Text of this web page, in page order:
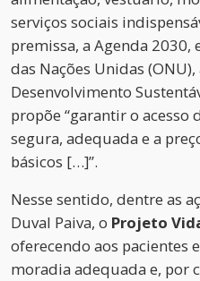
serviços sociais
premissa, a Agenda 2030,
das Nações Unidas
Desenvolvimento
propõe “garantir o acesso
segura, adequada e a
básicos […]”.
Nesse sentido, dentre as
Duval Paiva, o Projeto
oferecendo aos pacientes
moradia adequada e, por